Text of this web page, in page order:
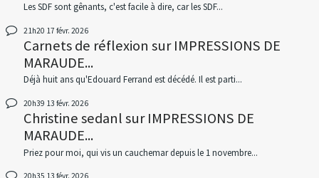
Les SDF sont gênants, c'est facile à dire, car les SDF...
21h20 17 févr. 2026
Carnets de réflexion surIMPRESSIONS DE
MARAUDE...
Déjà huit ans qu'Edouard Ferrand est décédé. Il est parti...
20h39 13 févr. 2026
Christine sedanlsurIMPRESSIONS DE
MARAUDE...
Priez pour moi, qui vis un cauchemar depuis le 1 novembre...
20h35 13 févr. 2026